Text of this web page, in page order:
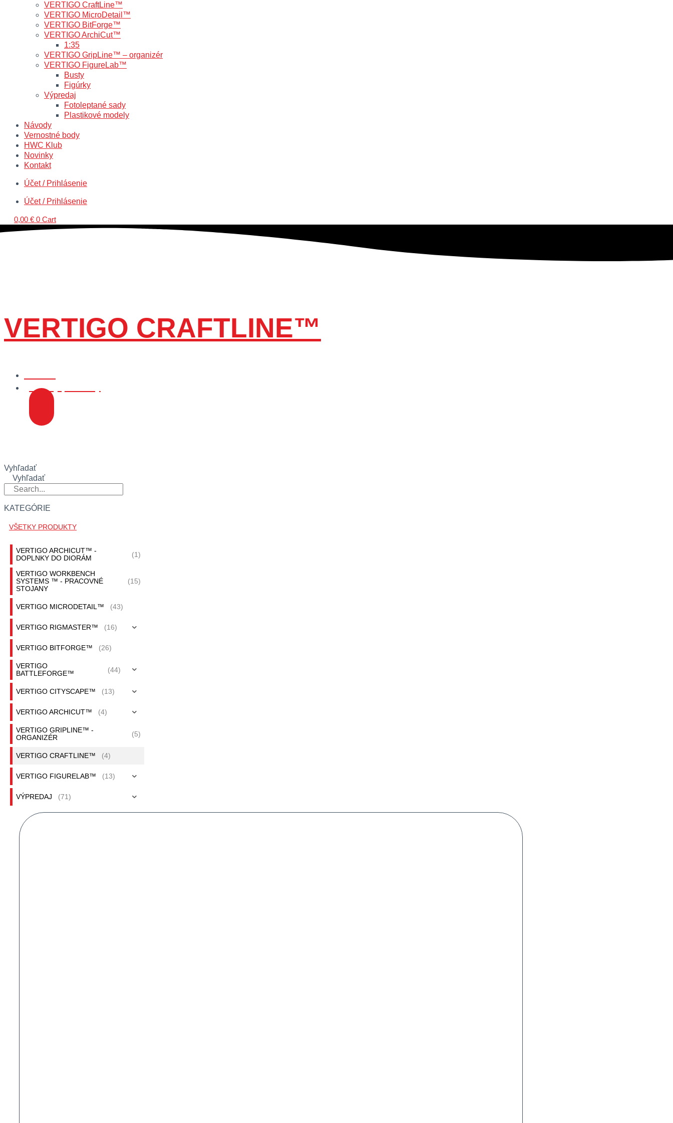
VERTIGO CraftLine™
VERTIGO MicroDetail™
VERTIGO BitForge™
VERTIGO ArchiCut™
1:35
VERTIGO GripLine™ – organizér
VERTIGO FigureLab™
Busty
Figúrky
Výpredaj
Fotoleptané sady
Plastikové modely
Návody
Vernostné body
HWC Klub
Novinky
Kontakt
Účet / Prihlásenie
Účet / Prihlásenie
0,00 € 0 Cart
VERTIGO CRAFTLINE™
Všetky produkty
Vyhľadať
Vyhľadať
KATEGÓRIE
VŠETKY PRODUKTY
VERTIGO ARCHICUT™ -
DOPLNKY DO DIORÁM
(1)
VERTIGO WORKBENCH
SYSTEMS ™ - PRACOVNÉ
STOJANY
(15)
VERTIGO MICRODETAIL™ (43)
VERTIGO RIGMASTER™ (16)
VERTIGO BITFORGE™ (26)
VERTIGO
BATTLEFORGE™
(44)
VERTIGO CITYSCAPE™ (13)
VERTIGO ARCHICUT™ (4)
VERTIGO GRIPLINE™ -
ORGANIZÉR
(5)
VERTIGO CRAFTLINE™ (4)
VERTIGO FIGURELAB™ (13)
VÝPREDAJ (71)